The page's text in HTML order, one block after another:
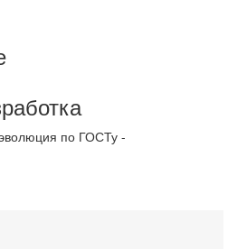
по ГОСТу -